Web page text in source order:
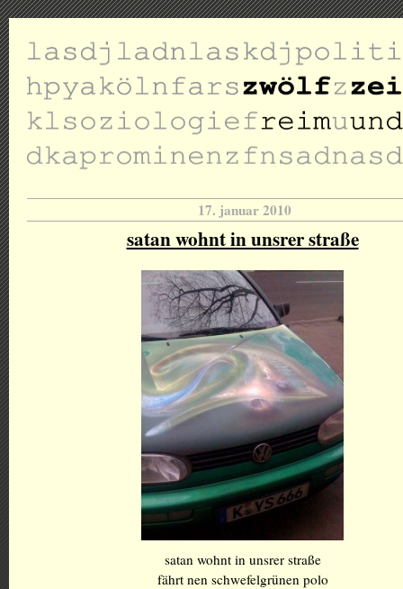
17. januar 2010
satan wohnt in unsrer straße
satan wohnt in unsrer straße
fährt nen schwefelgrünen polo